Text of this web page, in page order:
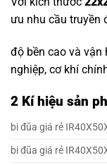
ưu nhu cầu truyền
độ bền cao và vận
nghiệp, cơ khí
2 Kí hiệu sản
bi đũa giá rẻ
bi đũa giá rẻ